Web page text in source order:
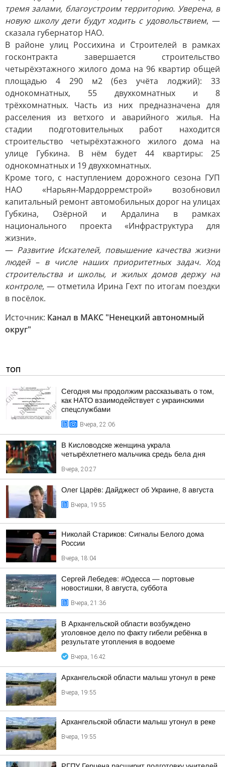
тремя залами, благоустроим территорию. Уверена, в
новую школу дети будут ходить с удовольствием, —
сказала губернатор НАО.
В районе улиц Россихина и Строителей в рамках
госконтракта завершается строительство
четырёхэтажного жилого дома на 96 квартир общей
площадью 4 290 м2 (без учёта лоджий): 33
однокомнатных, 55 двухкомнатных и 8
трёхкомнатных. Часть из них предназначена для
расселения из ветхого и аварийного жилья. На
стадии подготовительных работ находится
строительство четырёхэтажного жилого дома на
улице Губкина. В нём будет 44 квартиры: 25
однокомнатных и 19 двухкомнатных.
Кроме того, с наступлением дорожного сезона ГУП
НАО «Нарьян-Мардорремстрой» возобновил
капитальный ремонт автомобильных дорог на улицах
Губкина, Озёрной и Ардалина в рамках
национального проекта «Инфраструктура для
жизни».
— Развитие Искателей, повышение качества жизни
людей – в числе наших приоритетных задач. Ход
строительства и школы, и жилых домов держу на
контроле, — отметила Ирина Гехт по итогам поездки
в посёлок.
Источник: Канал в МАКС "Ненецкий автономный
округ"
ТОП
Сегодня мы продолжим рассказывать о том,
как НАТО взаимодействует с украинскими
спецслужбами
Вчера, 22:06
В Кисловодске женщина украла
четырёхлетнего мальчика средь бела дня
Вчера, 20:27
Олег Царёв: Дайджест об Украине, 8 августа
Вчера, 19:55
Николай Стариков: Сигналы Белого дома
России
Вчера, 18:04
Сергей Лебедев: #Одесса — портовые
новостишки, 8 августа, суббота
Вчера, 21:36
В Архангельской области возбуждено
уголовное дело по факту гибели ребёнка в
результате утопления в водоеме
Вчера, 16:42
Архангельской области малыш утонул в реке
Вчера, 19:55
Архангельской области малыш утонул в реке
Вчера, 19:55